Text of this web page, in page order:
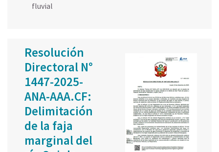
fluvial
Resolución
Directoral N°
1447-2025-
ANA-AAA.CF:
Delimitación
de la faja
marginal del